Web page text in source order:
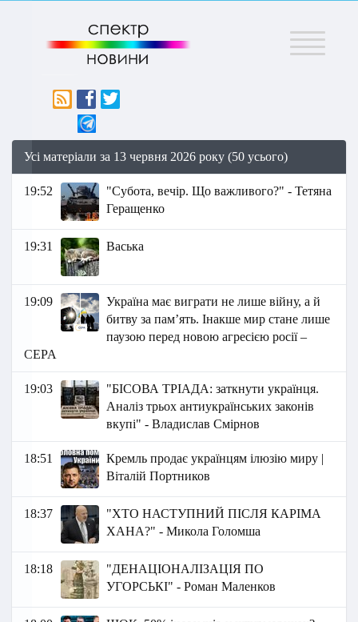
Меню
Усі матеріали за 13 червня 2026 року (50 усього)
19:52
"Субота, вечір. Що важливого?" - Тетяна
Геращенко
19:31 Васька
19:09
Україна має виграти не лише війну, а й
битву за пам’ять. Інакше мир стане лише
паузою перед новою агресією росії –
CEPA
19:03
"БІСОВА ТРІАДА: заткнути українця.
Аналіз трьох антиукраїнських законів
вкупі" - Владислав Смірнов
18:51
Кремль продає українцям ілюзію миру |
Віталій Портников
18:37
"ХТО НАСТУПНИЙ ПІСЛЯ КАРІМА
ХАНА?" - Микола Голомша
18:18
"ДЕНАЦІОНАЛІЗАЦІЯ ПО
УГОРСЬКІ" - Роман Маленко в